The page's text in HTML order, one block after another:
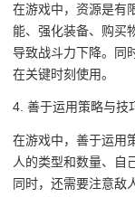
在游戏中，资源是有
能、强化装备、购买
导致战斗力下降。同
在关键时刻使用。
4. 善于运用策略与技
在游戏中，善于运用
人的类型和数量、自
同时，还需要注意敌